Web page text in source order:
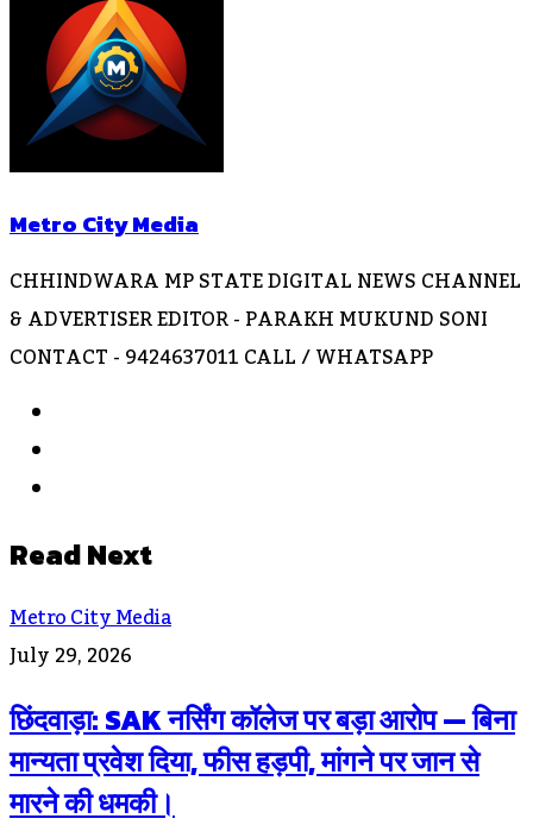
Metro City Media
CHHINDWARA MP STATE DIGITAL NEWS CHANNEL
& ADVERTISER EDITOR - PARAKH MUKUND SONI
CONTACT - 9424637011 CALL / WHATSAPP
Read Next
Metro City Media
July 29, 2026
छिंदवाड़ा: SAK नर्सिंग कॉलेज पर बड़ा आरोप — बिना
मान्यता प्रवेश दिया, फीस हड़पी, मांगने पर जान से
मारने की धमकी।